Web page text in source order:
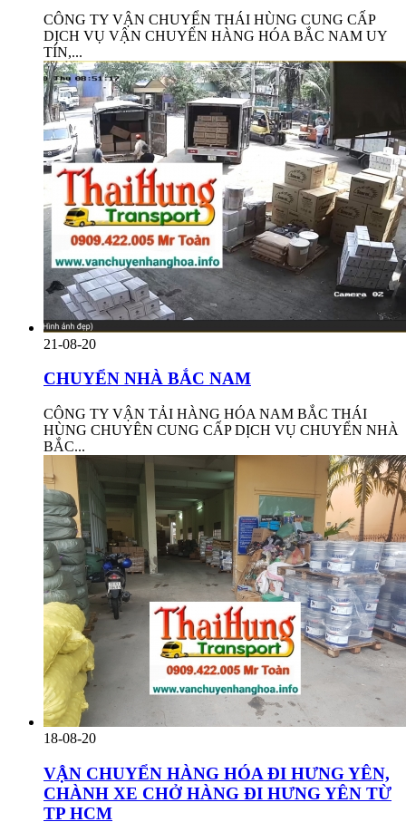
CÔNG TY VẬN CHUYỂN THÁI HÙNG CUNG CẤP
DỊCH VỤ VẬN CHUYỂN HÀNG HÓA BẮC NAM UY
TÍN,...
21-08-20
CHUYỂN NHÀ BẮC NAM
CÔNG TY VẬN TẢI HÀNG HÓA NAM BẮC THÁI
HÙNG CHUYÊN CUNG CẤP DỊCH VỤ CHUYỂN NHÀ
BẮC...
18-08-20
VẬN CHUYỂN HÀNG HÓA ĐI HƯNG YÊN,
CHÀNH XE CHỞ HÀNG ĐI HƯNG YÊN TỪ
TP HCM